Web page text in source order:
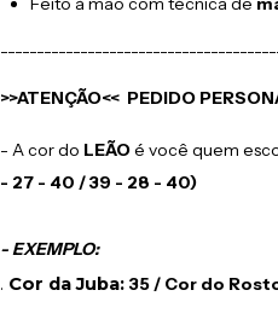
>>ATENÇÃO<< PEDIDO
- A cor do LEÃOé você quem
- 27 - 40 / 39 - 28 - 40)
- EXEMPLO:
. Cor da Juba: 35 / Cor do